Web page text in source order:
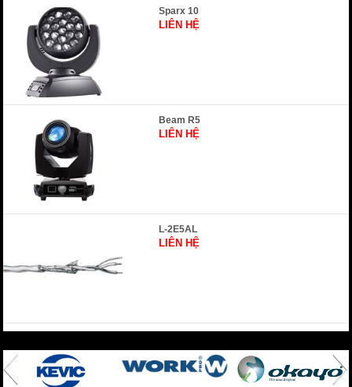
Sparx 10
LIÊN HỆ
Beam R5
LIÊN HỆ
L-2E5AL
LIÊN HỆ